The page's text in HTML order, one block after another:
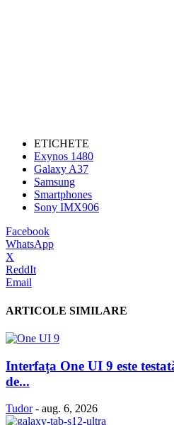
ETICHETE
Exynos 1480
Galaxy A37
Samsung
Smartphones
Sony IMX906
Facebook
WhatsApp
X
ReddIt
Email
ARTICOLE SIMILARE
Interfața One UI 9 este
de...
Tudor - aug. 6, 2026